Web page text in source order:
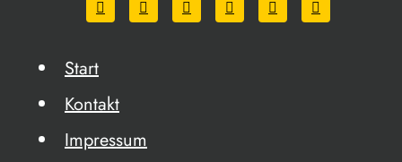
Start
Kontakt
Impressum